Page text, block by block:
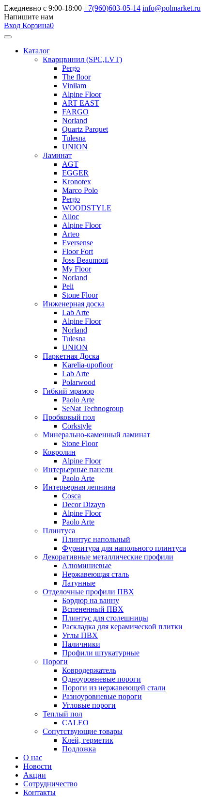
Ежедневно с 9:00-18:00 +7(960)603-05-14 info@polmarket.ru
Напишите нам
Вход Корзина0
Каталог
Кварцвинил (SPC,LVT)
Pergo
The floor
Vinilam
Alpine Floor
ART EAST
FARGO
Norland
Quartz Parquet
Tulesna
UNION
Ламинат
AGT
EGGER
Kronotex
Marco Polo
Pergo
WOODSTYLE
Alloc
Alpine Floor
Arteo
Eversense
Floor Fort
Joss Beaumont
My Floor
Norland
Peli
Stone Floor
Инженерная доска
Lab Arte
Alpine Floor
Norland
Tulesna
UNION
Паркетная Доска
Karelia-upofloor
Lab Arte
Polarwood
Гибкий мрамор
Paolo Arte
SeNat Technogroup
Пробковый пол
Corkstyle
Минерально-каменный ламинат
Stone Floor
Ковролин
Alpine Floor
Интерьерные панели
Paolo Arte
Интерьерная лепнина
Cosca
Decor Dizayn
Alpine Floor
Paolo Arte
Плинтуса
Плинтус напольный
Фурнитура для напольного плинтуса
Декоративные металлические профили
Алюминиевые
Нержавеющая сталь
Латунные
Отделочные профили ПВХ
Бордюр на ванну
Вспененный ПВХ
Плинтус для столешницы
Раскладка для керамической плитки
Углы ПВХ
Наличники
Профили штукатурные
Пороги
Ковродержатель
Одноуровневые пороги
Пороги из нержавеющей стали
Разноуровневые пороги
Угловые пороги
Теплый пол
CALEO
Сопутствующие товары
Клей, герметик
Подложка
О нас
Новости
Акции
Сотрудничество
Контакты